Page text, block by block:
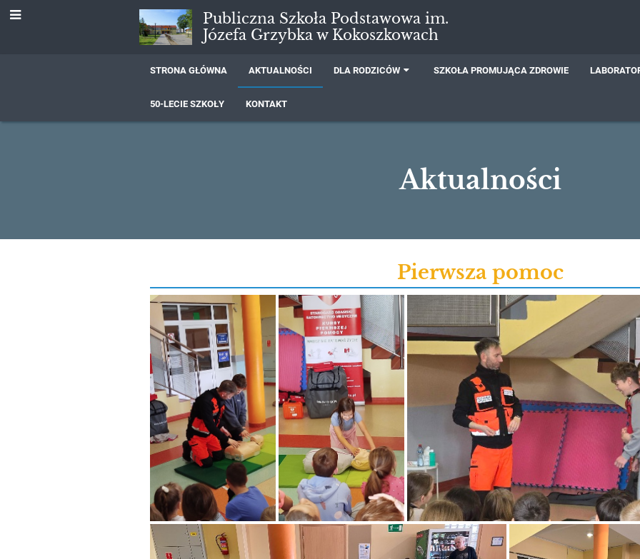
Publiczna Szkoła Podstawowa im.
Józefa Grzybka w Kokoszkowach
STRONA GŁÓWNA AKTUALNOŚCI DLA RODZICÓW SZKOŁA PROMUJĄCA ZDROWIE
50-LECIE SZKOŁY KONTAKT
Aktualności
Pierwsza pomoc